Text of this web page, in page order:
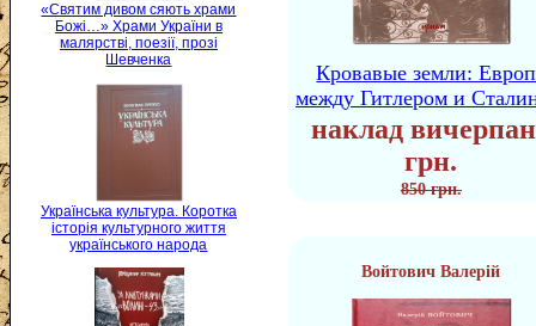
«Святим дивом сяють храми
Божі…» Храми України в
малярстві, поезії, прозі
Шевченка
Українська культура. Коротка
історія культурного життя
українського народа
Кровавые земли:
между Гитлером и
наклад
грн.
850 грн.
Войтович Валерій